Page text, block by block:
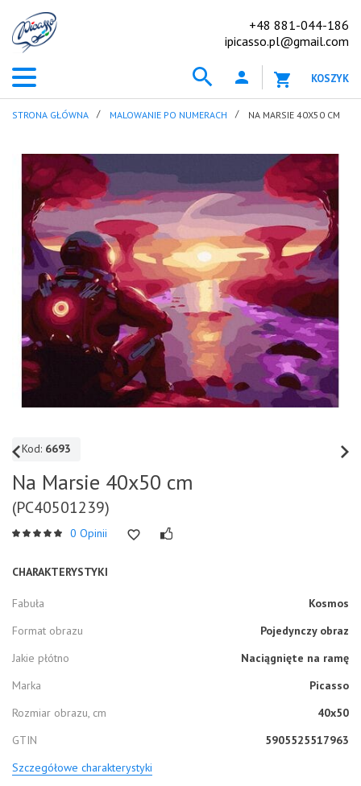
+48 881-044-186
ipicasso.pl@gmail.com
KOSZYK
STRONA GŁÓWNA MALOWANIE PO NUMERACH NA MARSIE 40X50 CM
Kod: 6693
Na Marsie 40x50 cm
(PC40501239)
0 Opinii
CHARAKTERYSTYKI
Fabuła
Kosmos
Format obrazu
Pojedynczy obraz
Jakie płótno
Naciągnięte na ramę
Marka
Picasso
Rozmiar obrazu, cm
40x50
GTIN
5905525517963
Szczegółowe charakterystyki